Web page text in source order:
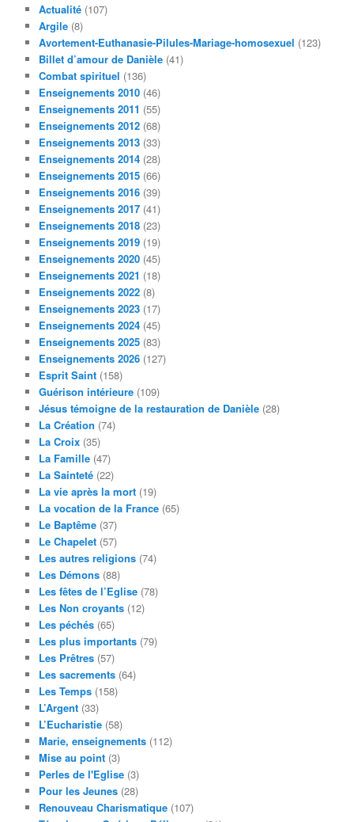
c
h
e
Actualité (107)
Argile (8)
Avortement-Euthanasie-Pilules-Mariage-homosexuel (123)
Billet d’amour de Danièle (41)
Combat spirituel (136)
Enseignements 2010 (46)
Enseignements 2011 (55)
Enseignements 2012 (68)
Enseignements 2013 (33)
Enseignements 2014 (28)
Enseignements 2015 (66)
Enseignements 2016 (39)
Enseignements 2017 (41)
Enseignements 2018 (23)
Enseignements 2019 (19)
Enseignements 2020 (45)
Enseignements 2021 (18)
Enseignements 2022 (8)
Enseignements 2023 (17)
Enseignements 2024 (45)
Enseignements 2025 (83)
Enseignements 2026 (127)
Esprit Saint (158)
Guérison intérieure (109)
Jésus témoigne de la restauration de Danièle (28)
La Création (74)
La Croix (35)
La Famille (47)
La Sainteté (22)
La vie après la mort (19)
La vocation de la France (65)
Le Baptême (37)
Le Chapelet (57)
Les autres religions (74)
Les Démons (88)
Les fêtes de l’Eglise (78)
Les Non croyants (12)
Les péchés (65)
Les plus importants (79)
Les Prêtres (57)
Les sacrements (64)
Les Temps (158)
L’Argent (33)
L’Eucharistie (58)
Marie, enseignements (112)
Mise au point (3)
Perles de l'Eglise (3)
Pour les Jeunes (28)
Renouveau Charismatique (107)